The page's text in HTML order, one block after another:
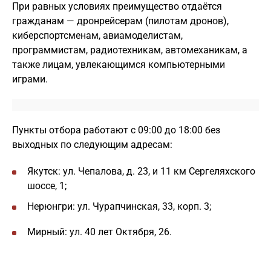
При равных условиях преимущество отдаётся
гражданам — дронрейсерам (пилотам дронов),
киберспортсменам, авиамоделистам,
программистам, радиотехникам, автомеханикам, а
также лицам, увлекающимся компьютерными
играми.
Пункты отбора работают с 09:00 до 18:00 без
выходных по следующим адресам:
Якутск: ул. Чепалова, д. 23, и 11 км Сергеляхского
шоссе, 1;
Нерюнгри: ул. Чурапчинская, 33, корп. 3;
Мирный: ул. 40 лет Октября, 26.